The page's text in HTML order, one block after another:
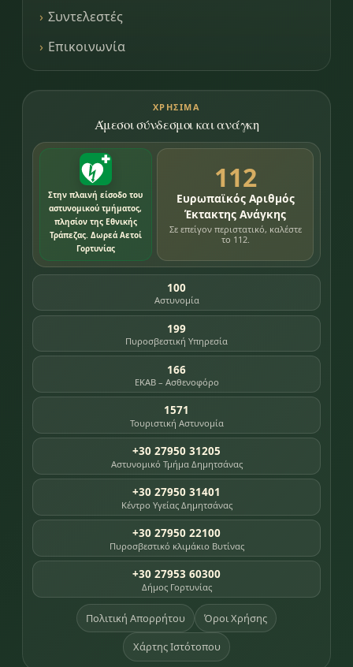
Συντελεστές
Επικοινωνία
ΧΡΉΣΙΜΑ
Άμεσοι σύνδεσμοι και ανάγκη
Στην πλαινή είσοδο του
αστυνομικού τμήματος,
πλησίον της Εθνικής
Τράπεζας. Δωρεά Αετοί
Γορτυνίας
112
Ευρωπαϊκός Αριθμός
Έκτακτης Ανάγκης
Σε επείγον περιστατικό, καλέστε
το 112.
100
Αστυνομία
199
Πυροσβεστική Υπηρεσία
166
ΕΚΑΒ – Ασθενοφόρο
1571
Τουριστική Αστυνομία
+30 27950 31205
Αστυνομικό Τμήμα Δημητσάνας
+30 27950 31401
Κέντρο Υγείας Δημητσάνας
+30 27950 22100
Πυροσβεστικό κλιμάκιο Βυτίνας
+30 27953 60300
Δήμος Γορτυνίας
Πολιτική Απορρήτου Όροι Χρήσης
Χάρτης Ιστότοπου